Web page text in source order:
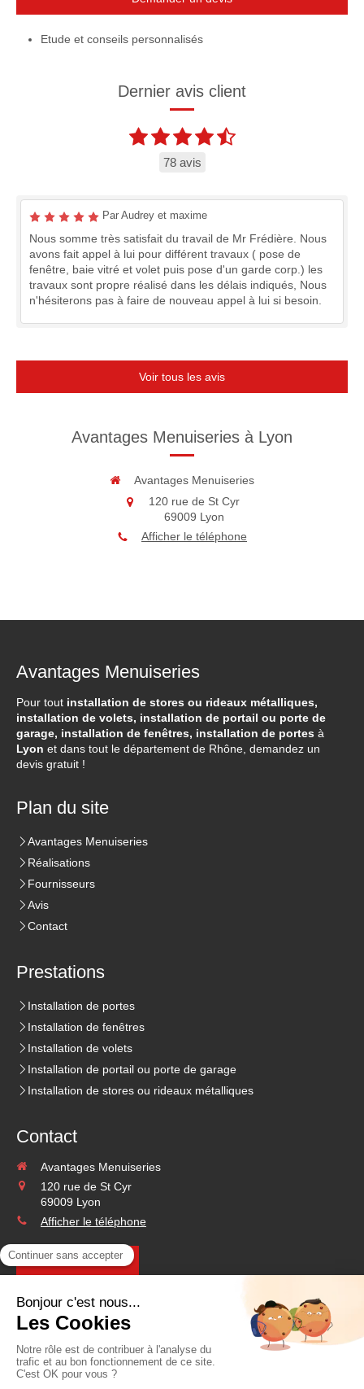
Etude et conseils personnalisés
Dernier avis client
78 avis
Par Audrey et maxime
Nous somme très satisfait du travail de Mr Frédière. Nous
avons fait appel à lui pour différent travaux ( pose de
fenêtre, baie vitré et volet puis pose d'un garde corp.) les
travaux sont propre réalisé dans les délais indiqués, Nous
n'hésiterons pas à faire de nouveau appel à lui si besoin.
Voir tous les avis
Avantages Menuiseries à Lyon
Avantages Menuiseries
120 rue de St Cyr
69009 Lyon
Afficher le téléphone
Avantages Menuiseries
Pour tout installation de stores ou rideaux métalliques,
installation de volets, installation de portail ou porte de
garage, installation de fenêtres, installation de portes à
Lyon et dans tout le département de Rhône, demandez un
devis gratuit !
Plan du site
Avantages Menuiseries
Réalisations
Fournisseurs
Avis
Contact
Prestations
Installation de portes
Installation de fenêtres
Installation de volets
Installation de portail ou porte de garage
Installation de stores ou rideaux métalliques
Contact
Avantages Menuiseries
120 rue de St Cyr
69009 Lyon
Afficher le téléphone
Demander un devis
©2020 Avantages Menuiseries - Menuiserie